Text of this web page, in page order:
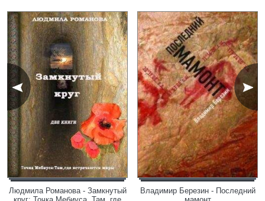
Людмила Романова - Замкнутый
Владимир Березин - Последний